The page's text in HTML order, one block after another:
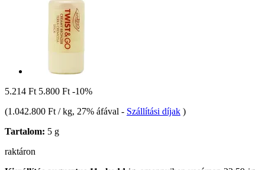
5.214 Ft 5.800 Ft -10%
(1.042.800 Ft / kg, 27% áfával - Szállítási díjak )
Tartalom: 5 g
raktáron